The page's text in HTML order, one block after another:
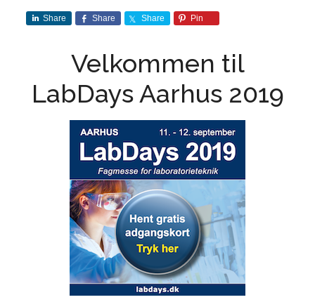
Share Share Share Pin
Velkommen til
LabDays Aarhus 2019